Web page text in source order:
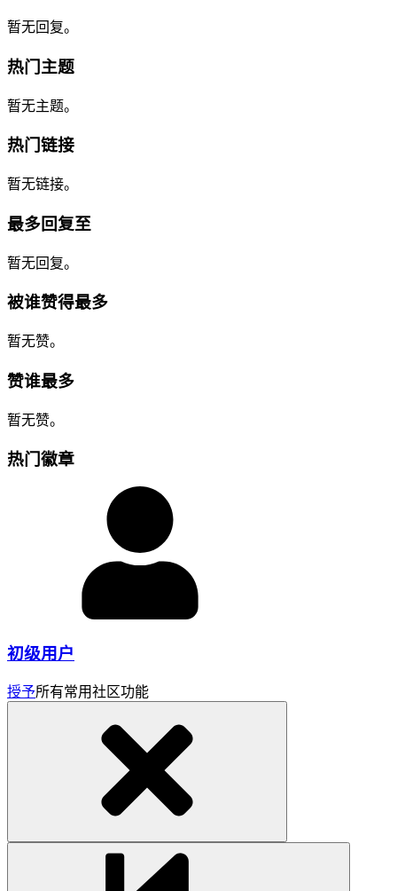
暂无回复。
热门主题
暂无主题。
热门链接
暂无链接。
最多回复至
暂无回复。
被谁赞得最多
暂无赞。
赞谁最多
暂无赞。
热门徽章
初级用户
授予所有常用社区功能